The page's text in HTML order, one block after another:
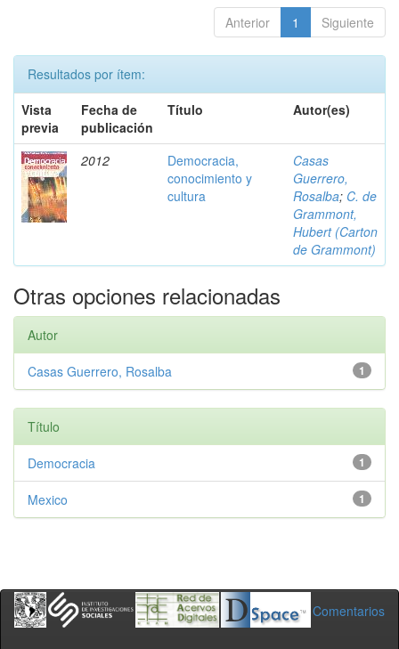
Anterior 1 Siguiente
Resultados por ítem:
Vista
previa
Fecha de
publicación
Título Autor(es)
2012
Democracia,
conocimiento y
cultura
Casas
Guerrero,
Rosalba; C. de
Grammont,
Hubert (Carton
de Grammont)
Otras opciones relacionadas
Autor
1
Casas Guerrero, Rosalba
Título
1
Democracia
1
Mexico
Comentarios